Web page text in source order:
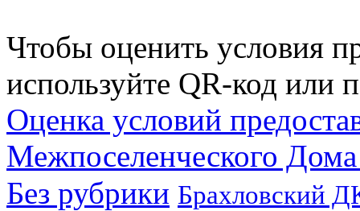
Чтобы оценить условия
используйте QR-код или
Оценка условий
Межпоселенческого
Без рубрики Брахловский